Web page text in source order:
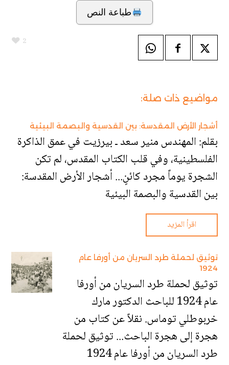
طباعة النص
2
مواضيع ذات صلة:
أشجار الأرض المقدسة: بين القدسية والبصمة البيئية
بقلم: المهندس منير سعد ـ بيرزيت في عمق الذاكرة
الفلسطينية، وفي قلب الكتاب المقدس، لم تكن
الشجرة يوماً مجرد كائنٍ... أشجار الأرض المقدسة:
بين القدسية والبصمة البيئية
اقرأ المزيد
توثيق لحملة طرد السريان من أورفا عام
1924
توثيق لحملة طرد السريان من أورفا
عام 1924 للباحث الدكتور مارك
خربوطلي توماس. نقلاً عن كتاب من
هجرة إلى هجرة الباحث... توثيق لحملة
طرد السريان من أورفا عام 1924